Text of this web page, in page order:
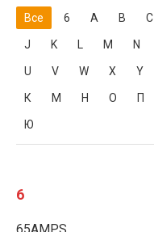
Все 6 A B C
J K L M N
U V W X Y
К М Н О П
Ю
6
65AMPS